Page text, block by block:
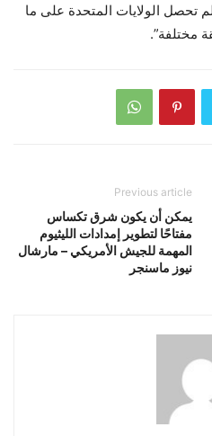
تحصل الولايات المتحدة على ما
مختلفة”.
Previous article
يمكن أن يكون شرق تكساس
مفتاحًا لتطوير إمدادات الليثيوم
المهمة للجيش الأمريكي – مارشال
نيوز ماسنجر